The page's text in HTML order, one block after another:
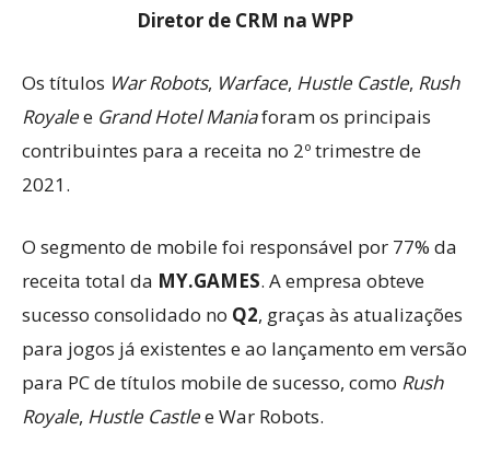
Diretor de CRM na WPP
Os títulos War Robots, Warface, Hustle Castle, Rush
Royalee Grand Hotel Maniaforam os principais
contribuintes para a receita no 2º trimestre de
2021.
O segmento de mobile foi responsável por 77% da
receita total da MY.GAMES. A empresa obteve
sucesso consolidado no Q2, graças às atualizações
para jogos já existentes e ao lançamento em versão
para PC de títulos mobile de sucesso, como Rush
Royale, Hustle Castlee War Robots.